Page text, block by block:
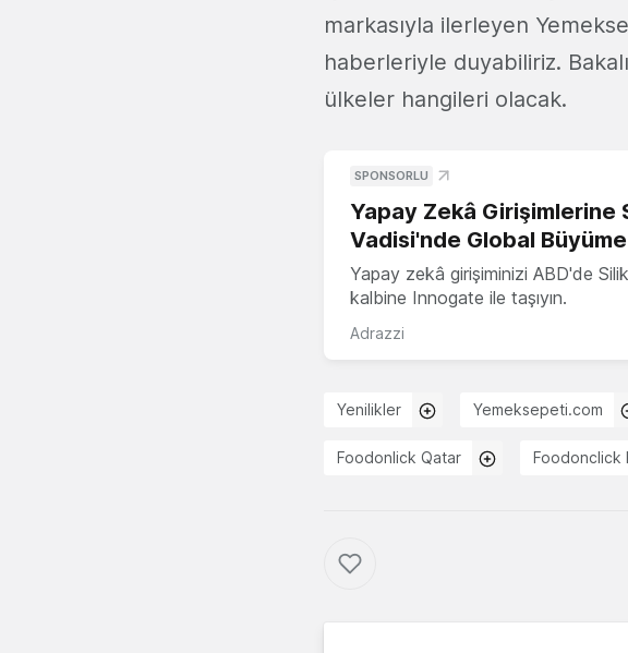
markasıyla ilerleyen
haberleriyle duyabiliriz.
ülkeler hangileri olacak.
SPONSORLU
Yapay Zekâ Girişimlerine
Vadisi'nde Global Büyüme
Yapay zekâ girişiminizi ABD'de
kalbine Innogate ile taşıyın.
Adrazzi
Yenilikler Yemeksepeti.com
Foodonlick Qatar Foodonclick